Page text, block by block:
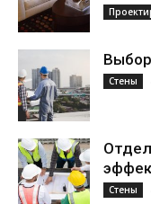
Стены
Стены